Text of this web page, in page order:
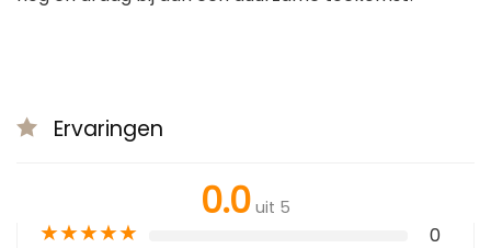
Ervaringen
0.0 uit 5
★★★★★ 0